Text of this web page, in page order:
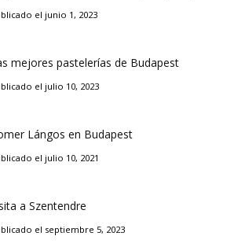
el junio 1, 2023
mejores pastelerías de Budapest
el julio 10, 2023
Lángos en Budapest
el julio 10, 2021
a Szentendre
el septiembre 5, 2023